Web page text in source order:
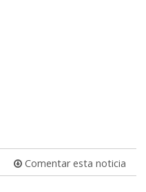
Comentar esta noticia